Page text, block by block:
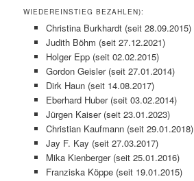
WIEDEREINSTIEG BEZAHLEN):
Christina Burkhardt (seit 28.09.2015)
Judith Böhm (seit 27.12.2021)
Holger Epp (seit 02.02.2015)
Gordon Geisler (seit 27.01.2014)
Dirk Haun (seit 14.08.2017)
Eberhard Huber (seit 03.02.2014)
Jürgen Kaiser (seit 23.01.2023)
Christian Kaufmann (seit 29.01.2018)
Jay F. Kay (seit 27.03.2017)
Mika Kienberger (seit 25.01.2016)
Franziska Köppe (seit 19.01.2015)